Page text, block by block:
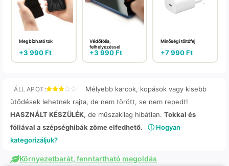
Megbízható tok
+3 990Ft
Védőfólia,
felhelyezéssel
+3 990Ft
Minőségi töltőfej
+7 990Ft
ÁLLAPOT:
Mélyebb karcok, kopások vagy kisebb
ütődések lehetnek rajta, de nem törött, se nem repedt!
HASZNÁLT KÉSZÜLÉK, de műszakilag hibátlan. Tokkal és
fóliával a szépséghibák zöme elfedhető.
ⓘ Hogyan
kategorizáljuk?
Környezetbarát, fenntartható megoldás